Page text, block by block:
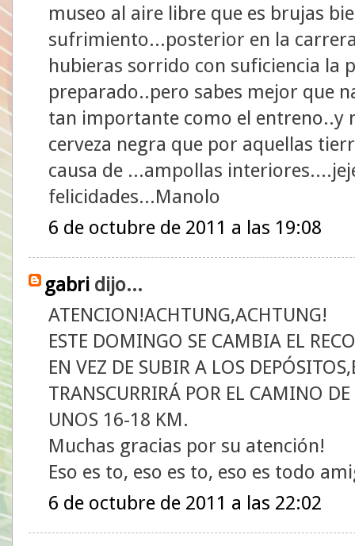
museo al aire libre que es brujas
sufrimiento...posterior en la
hubieras sorrido con suficiencia la
preparado..pero sabes mejor que
tan importante como el entreno..y
cerveza negra que por aquellas
causa de ...ampollas
felicidades...Manolo
6 de octubre de 2011 a las 19:08
gabri dijo...
ATENCION!ACHTUNG,ACHTUNG!
ESTE DOMINGO SE CAMBIA EL
EN VEZ DE SUBIR A LOS
TRANSCURRIRÁ POR EL CAMINO
UNOS 16-18 KM.
Muchas gracias por su atención!
Eso es to, eso es to, eso es todo
6 de octubre de 2011 a las 22:02